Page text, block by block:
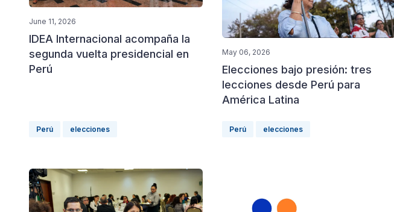
June 11, 2026
IDEA Internacional acompaña la
segunda vuelta presidencial en
Perú
Perú elecciones
May 06, 2026
Elecciones bajo presión: tres
lecciones desde Perú para
América Latina
Perú elecciones